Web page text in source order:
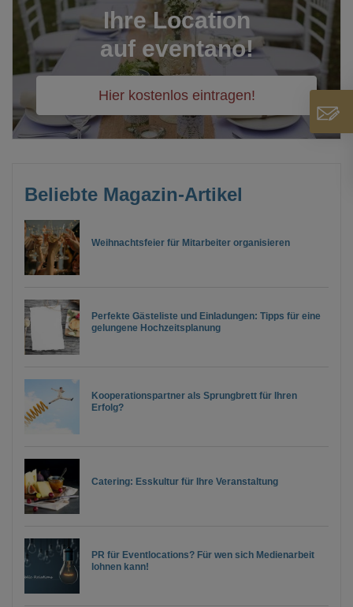
Ihre Location
auf eventano!
Hier kostenlos eintragen!
Beliebte Magazin-Artikel
Weihnachtsfeier für Mitarbeiter organisieren
Perfekte Gästeliste und Einladungen: Tipps für eine
gelungene Hochzeitsplanung
Kooperationspartner als Sprungbrett für Ihren
Erfolg?
Catering: Esskultur für Ihre Veranstaltung
PR für Eventlocations? Für wen sich Medienarbeit
lohnen kann!